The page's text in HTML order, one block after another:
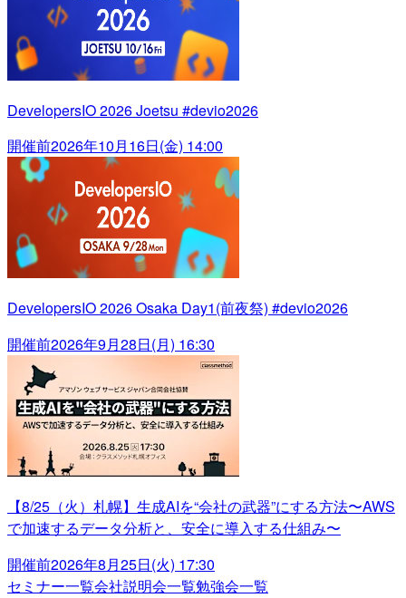
DevelopersIO 2026 Joetsu #devio2026
開催前2026年10月16日(金) 14:00
DevelopersIO 2026 Osaka Day1(前夜祭) #devio2026
開催前2026年9月28日(月) 16:30
【8/25（火）札幌】生成AIを“会社の武器”にする方法〜AWS
で加速するデータ分析と、安全に導入する仕組み〜
開催前2026年8月25日(火) 17:30
セミナー一覧会社説明会一覧勉強会一覧